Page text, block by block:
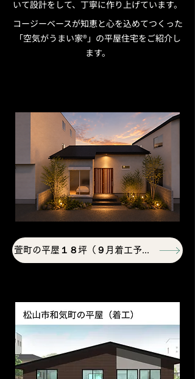
いて設計をして、丁寧に作り上げています。
コージーベースが知恵と心を込めてつくった
「空気がうまい家®」の平屋住宅をご紹介し
ます。
萱町の平屋１８坪（９月着工予定）